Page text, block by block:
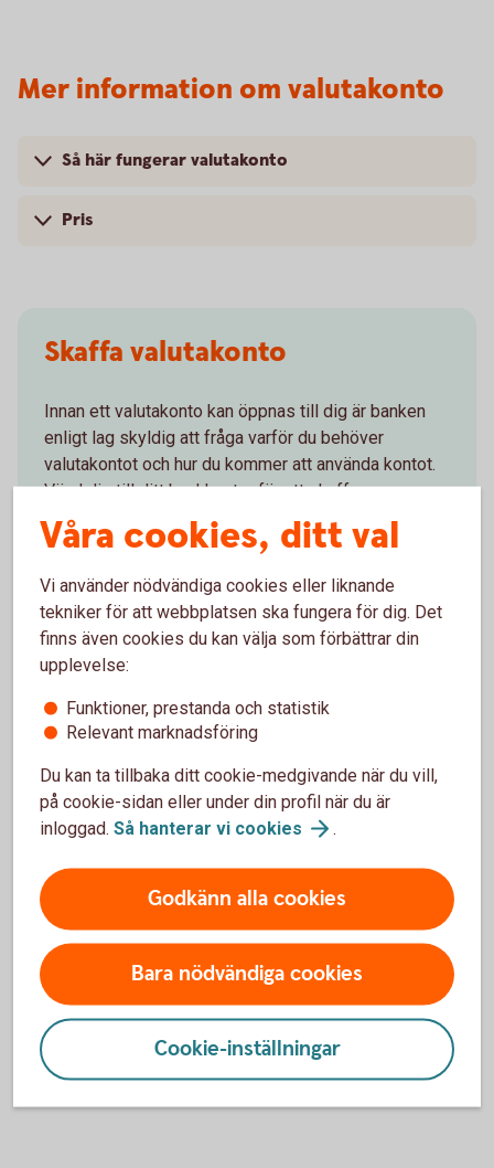
Mer information om valutakonto
Så här fungerar valutakonto
Pris
Skaffa valutakonto
Innan ett valutakonto kan öppnas till dig är banken
enligt lag skyldig att fråga varför du behöver
valutakontot och hur du kommer att använda kontot.
Vänd dig till ditt bankkontor för att skaffa
Valutakonto och gå igenom de formella kraven.
Konton och utbetalningar
Privatkonto
Valutakonto
Anmäl konto till kontoregistret
Våra cookies, ditt val
Vi använder nödvändiga cookies eller liknande
tekniker för att webbplatsen ska fungera för dig. Det
finns även cookies du kan välja som förbättrar din
upplevelse:
Funktioner, prestanda och statistik
Relevant marknadsföring
Du kan ta tillbaka ditt cookie-medgivande när du vill,
på cookie-sidan eller under din profil när du är
inloggad. Så hanterar vi cookies .
Godkänn alla cookies
Bara nödvändiga cookies
Cookie-inställningar